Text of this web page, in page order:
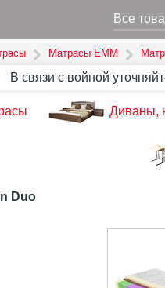
Все
Матрасы ЕММ
В связи с войной
Диваны,
Duo